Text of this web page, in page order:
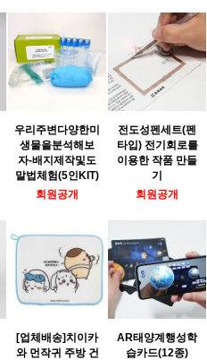
우리주변다양한미
생물을분석해보
자-배지제작및도
말법체험(5인KIT)
회원공개
전도성펜세트(펜
타입) 전기회로를
이용한 작품 만들
기
회원공개
[업체배송]치이카
와 먼작귀 주방 건
AR태양계행성학
습카드(12종)